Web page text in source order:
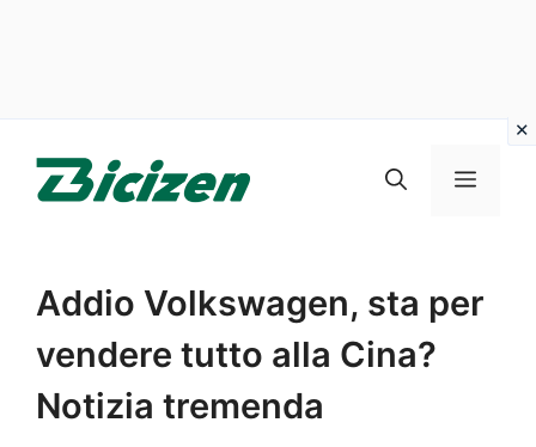
Menu
Addio Volkswagen, sta per
vendere tutto alla Cina?
Notizia tremenda